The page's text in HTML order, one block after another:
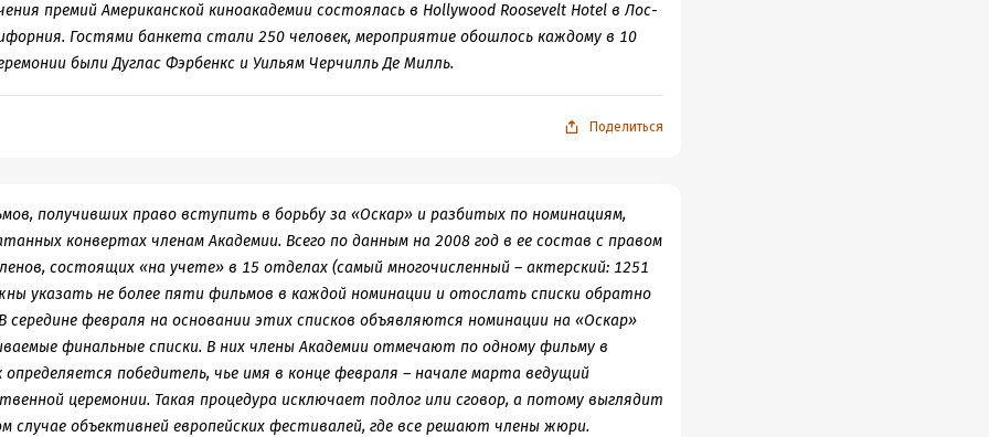
(Шон Остин) в сопровождении Голлума добираются таки до Роковой
кольцо, Фродо надевает его на палец и называет своим.(Э-э-э,
у Фродо палец и падает в пропасть.
всей трилогии проходили полтора года. В батальных сценах
больше всех номинаций на «Оскар»- 30 ( «Крестный Отец»-28,
21) Последний фильм собрал 741 миллион долларов в мире (из них 14
трилогия около 3 миллиардов долларов!
фильм ( продюссеры Барри М. Осборн, Питер Джексон, Фрэн Уолш),
адаптированный сценарий (Фрэн Уолш, Филиппа Бойенс, Питер
(Грант Мейджор, Дэн Хенна, Алан Ли), костюмы (Нджила Диксон,
эффекты (Кристофер Бойес, Майкл Семаник, Майкл Хеджес,
(Джейми Селкирк), спецэффекты (Джим Риджил, Джо Леттери,
Алекс Функ) грим (Ричард Тейлор, Питер Кинг), композитор (Говард
The West» (Фрэн Уолш, Говард Шор, Энни Леннокс).
премий Американской киноакадемии состоялась в Hollywood Roosevelt Hotel в Лос-
Гостями банкета стали 250 человек, мероприятие обошлось каждому в 10
были Дуглас Фэрбенкс и Уильям Черчилль Де Милль.
Поделиться
получивших право вступить в борьбу за «Оскар» и разбитых по номинациям,
конвертах членам Академии. Всего по данным на 2008 год в ее состав с правом
состоящих «на учете» в 15 отделах (самый многочисленный – актерский: 1251
указать не более пяти фильмов в каждой номинации и отослать списки обратно
середине февраля на основании этих списков объявляются номинации на «Оскар»
финальные списки. В них члены Академии отмечают по одному фильму в
определяется победитель, чье имя в конце февраля – начале марта ведущий
церемонии. Такая процедура исключает подлог или сговор, а потому выглядит
случае объективней европейских фестивалей, где все решают члены жюри.